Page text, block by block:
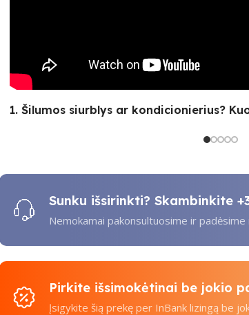
1. Šilumos siurblys ar kondicionierius?
Sunku išsirinkti? Skambinkite
Nemokamai pakonsultuosime ir
Pirkite išsimokėtinai be jokio
Įsigykite šią prekę per InBank lizingą be